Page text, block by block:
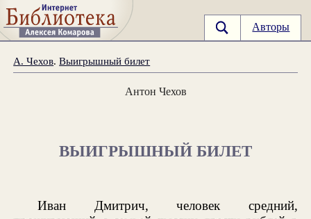
Авторы
А. Чехов.Выигрышный билет
Антон Чехов
ВЫИГРЫШНЫЙ БИЛЕТ
Иван Дмитрич, человек средний,